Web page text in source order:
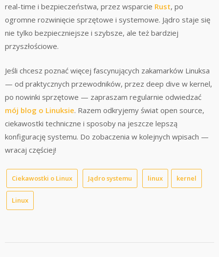
real-time i bezpieczeństwa, przez wsparcie Rust, po
ogromne rozwinięcie sprzętowe i systemowe. Jądro staje się
nie tylko bezpieczniejsze i szybsze, ale też bardziej
przyszłościowe.
Jeśli chcesz poznać więcej fascynujących zakamarków Linuksa
— od praktycznych przewodników, przez deep dive w kernel,
po nowinki sprzętowe — zapraszam regularnie odwiedzać
mój blog o Linuksie. Razem odkryjemy świat open source,
ciekawostki techniczne i sposoby na jeszcze lepszą
konfigurację systemu. Do zobaczenia w kolejnych wpisach —
wracaj częściej!
Ciekawostki o Linux Jądro systemu linux kernel
Linux